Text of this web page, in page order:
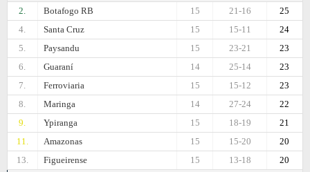
2.
Botafogo RB 25
21-16
15
4.
Santa Cruz 24
15-11
15
5.
Paysandu 23
23-21
15
6.
Guaraní 23
25-14
14
7.
Ferroviaria 23
15-12
15
8.
Maringa 22
27-24
14
9.
Ypiranga 21
18-19
15
11.
Amazonas 20
15-20
15
13.
Figueirense 20
13-18
15